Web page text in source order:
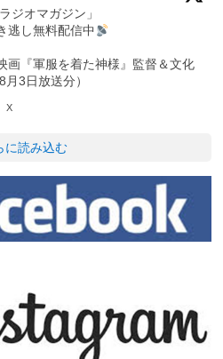
ジオマガジン」
逃し無料配信中
画『軍服を着た神様』監督＆文化
3日放送分）
X
に読み込む